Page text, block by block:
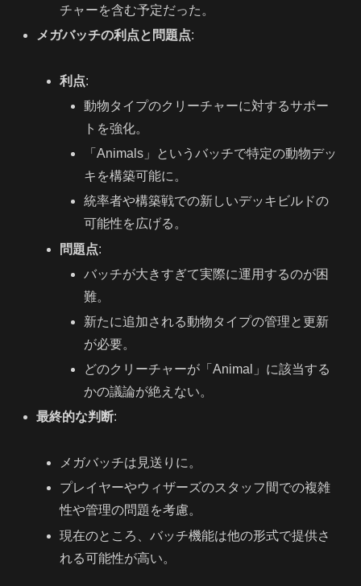
チャーを含む予定だった。
メガバッチの利点と問題点:
利点:
動物タイプのクリーチャーに対するサポー
トを強化。
「Animals」というバッチで特定の動物デッ
キを構築可能に。
統率者や構築戦での新しいデッキビルドの
可能性を広げる。
問題点:
バッチが大きすぎて実際に運用するのが困
難。
新たに追加される動物タイプの管理と更新
が必要。
どのクリーチャーが「Animal」に該当する
かの議論が絶えない。
最終的な判断:
メガバッチは見送りに。
プレイヤーやウィザーズのスタッフ間での複雑
性や管理の問題を考慮。
現在のところ、バッチ機能は他の形式で提供さ
れる可能性が高い。